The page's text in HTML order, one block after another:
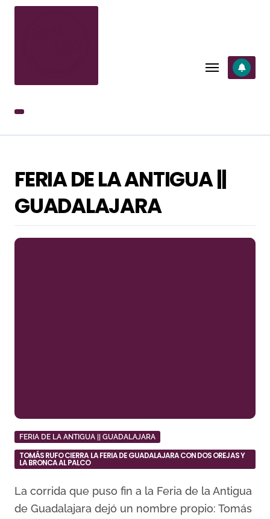
SALTAR
FERIA DE LA ANTIGUA ||
GUADALAJARA
FERIA DE LA ANTIGUA || GUADALAJARA
TOMÁS RUFO CIERRA LA FERIA DE GUADALAJARA CON DOS OREJAS Y
LA BRONCA AL PALCO
La corrida que puso fin a la Feria de la Antigua
de Guadalajara dejó un nombre propio: Tomás